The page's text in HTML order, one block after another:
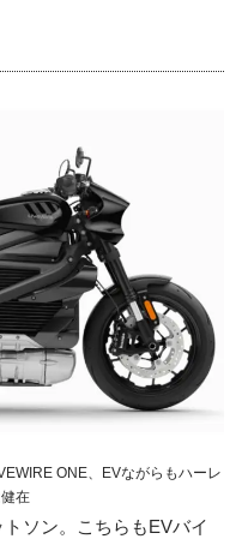
ONE、EVながらもハーレ
在
ソン。こちらもEVバイ